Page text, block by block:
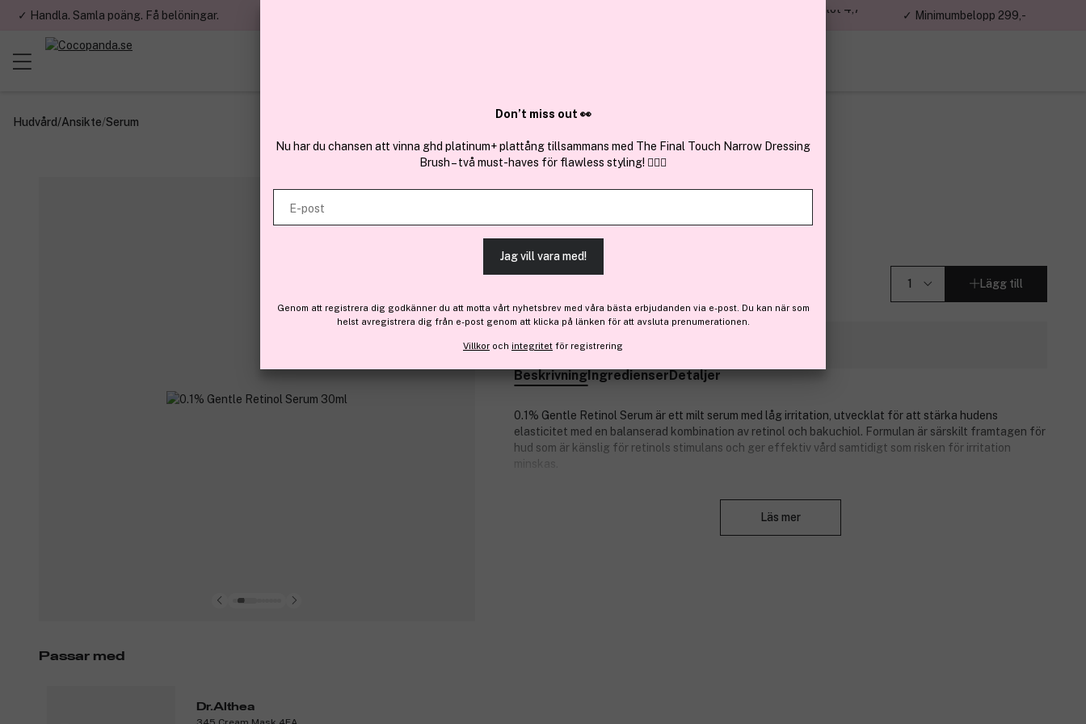
✓ Handla. Samla poäng. Få belöningar.
✓ Över 1,5 miljon kunder – Trustpilot 4,7
✓ Minimumbelopp 299,-
Hudvård/Ansikte/Serum
0.1% Gentle Retinol Serum 30ml
Lägg till
Finns online
BeskrivningIngredienserDetaljer
0.1% Gentle Retinol Serum är ett milt serum med låg irritation, utvecklat för att stärka hudens
elasticitet med en balanserad kombination av retinol och bakuchiol. Formulan är särskilt framtagen för
hud som är känslig för retinols stimulans och ger effektiv vård samtidigt som risken för irritation
minskas.
kombinerat med ren retinol för en komplett hudvård. Serumet bidrar till en jämnare, slätare och mer
balanserad hud med förbättrad elasticitet och komfort vid regelbunden användning.
Läs mer
Passar med
Dr.Althea
Don’t miss out 👀
Nu har du chansen att vinna ghd platinum+ plattång tillsammans med The Final Touch Narrow Dressing
Brush – två must-haves för flawless styling! 💇‍♀️✨
E-post
Jag vill vara med!
Genom att registrera dig godkänner du att motta vårt nyhetsbrev med våra bästa erbjudanden via e-post. Du kan när som
helst avregistrera dig från e-post genom att klicka på länken för att avsluta prenumerationen.
Villkor och integritet för registrering